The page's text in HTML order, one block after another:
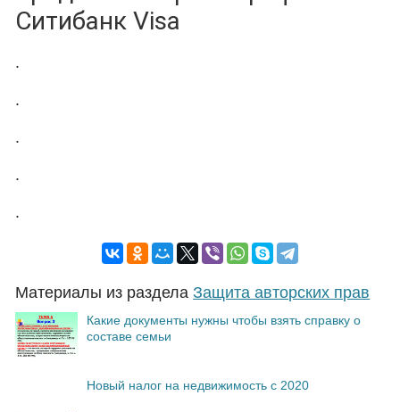
Ситибанк Visa
.
.
.
.
.
Материалы из разделаЗащита авторских прав
Какие документы нужны чтобы взять справку о
составе семьи
Новый налог на недвижимость с 2020